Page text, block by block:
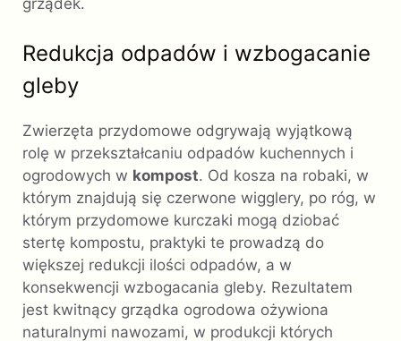
Redukcja odpadów i wzbogacanie
gleby
Zwierzęta przydomowe odgrywają wyjątkową
rolę w przekształcaniu odpadów kuchennych i
ogrodowych w kompost. Od kosza na robaki, w
którym znajdują się czerwone wigglery, po róg, w
którym przydomowe kurczaki mogą dziobać
stertę kompostu, praktyki te prowadzą do
większej redukcji ilości odpadów, a w
konsekwencji wzbogacania gleby. Rezultatem
jest kwitnący grządka ogrodowa ożywiona
naturalnymi nawozami, w produkcji których